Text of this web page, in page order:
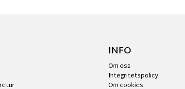
INFO
Om oss
Integritetspolicy
Om cookies